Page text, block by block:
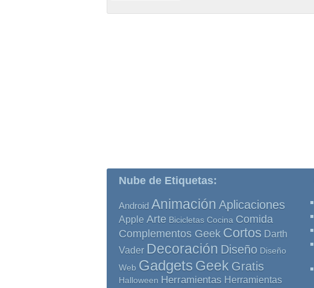
Nube de Etiquetas:
Android Animación Aplicaciones
Apple Arte Bicicletas Cocina Comida
Complementos Geek Cortos Darth
Vader Decoración Diseño Diseño
Web Gadgets Geek Gratis
Halloween Herramientas Herramientas